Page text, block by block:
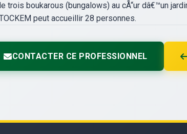
trois boukarous (bungalows) au cÅ“ur dâ€™un
peut accueillir 28 personnes.
CONTACTER CE PROFESSIONNEL